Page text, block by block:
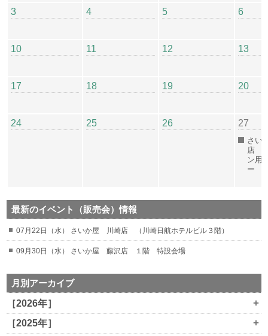
3 4 5 6
10 11 12 13
17 18 19 20
24 25 26 27
さい
店
ン用
ー
最新のイベント（販売会）情報
07月22日（水） さいか屋 川崎店 （川崎日航ホテルビル３階）
09月30日（水） さいか屋 藤沢店 １階 特設会場
月別アーカイブ
［2026年］
+
［2025年］ +